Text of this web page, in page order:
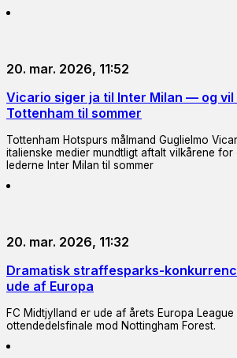
20. mar. 2026, 11:52
Vicario siger ja til Inter Milan — og
Tottenham til sommer
Tottenham Hotspurs målmand Guglielmo
italienske medier mundtligt aftalt vilkårene for
lederne Inter Milan til sommer
20. mar. 2026, 11:32
Dramatisk straffesparks-
ude af Europa
FC Midtjylland er ude af årets Europa
ottendedelsfinale mod Nottingham Forest.